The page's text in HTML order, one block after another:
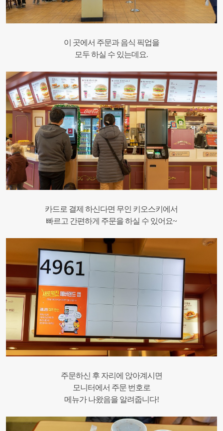
이 곳에서 주문과 음식 픽업을
모두 하실 수 있는데요.
카드로 결제 하신다면 무인 키오스키에서
빠르고 간편하게 주문을 하실 수 있어요~
주문하신 후 자리에 앉아계시면
모니터에서 주문 번호로
메뉴가 나왔음을 알려줍니다!